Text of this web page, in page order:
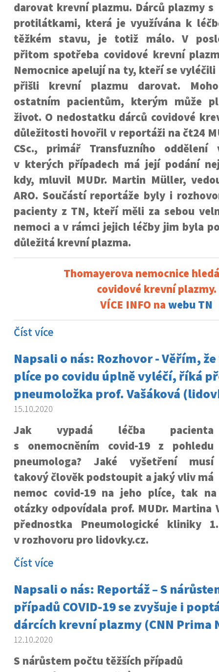
darovat krevní plazmu. Dárců plazmy s
protilátkami, která je využívána k
těžkém stavu, je totiž málo. V
přitom spotřeba covidové krevní
Nemocnice apelují na ty, kteří se vyléčili
přišli krevní plazmu darovat.
ostatním pacientům, kterým může
život. O nedostatku dárců covidové
důležitosti hovořil v reportáži na čt24
CSc., primář Transfuzního
v kterých případech má její podání
kdy, mluvil MUDr. Martin Müller,
ARO. Součástí reportáže byly i
pacienty z TN, kteří měli za sebou
nemoci a v rámci jejich léčby jim byla
důležitá krevní plazma.
Thomayerova nemocnice
covidové krevní plazmy.
VÍCE INFO na webu TN
Číst více
Napsali o nás: Rozhovor - Věřím,
plíce po covidu úplně vyléčí, říká
pneumoložka prof. Vašáková
15.10.2020
Jak vypadá léčba pacienta
s onemocněním covid-19 z pohledu
pneumologa? Jaké vyšetření musí
takový člověk podstoupit a jaký vliv má
nemoc covid-19 na jeho plíce, tak
otázky odpovídala prof. MUDr. Martina
přednostka Pneumologické kliniky
v rozhovoru pro lidovky.cz.
Číst více
Napsali o nás: Reportáž – S
případů COVID-19 se zvyšuje i
dárcích krevní plazmy (CNN Prima
12.10.2020
S nárůstem počtu těžších případů